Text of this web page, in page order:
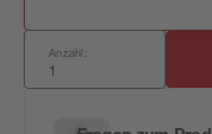
Anzahl: